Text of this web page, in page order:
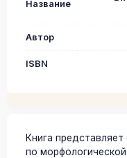
Название
Автор
ISBN
Книга
по